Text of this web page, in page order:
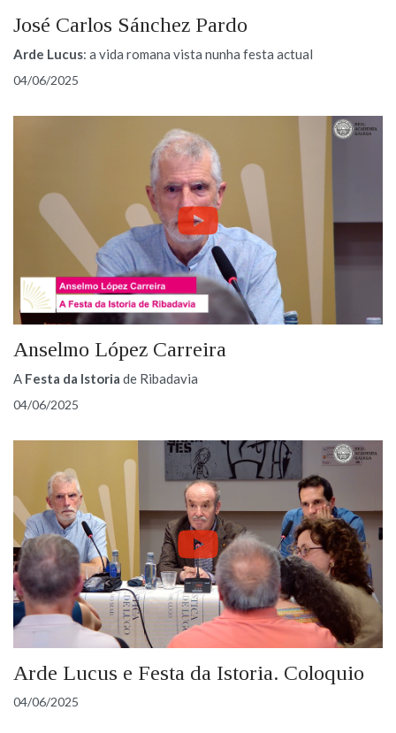
José Carlos Sánchez Pardo
Arde Lucus: a vida romana vista nunha festa actual
04/06/2025
Anselmo López Carreira
A Festa da Istoria de Ribadavia
04/06/2025
Arde Lucus e Festa da Istoria. Coloquio
04/06/2025